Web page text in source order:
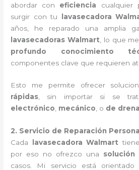
abordar con eficiencia cualquier
surgir con tu lavasecadora
años, he reparado una amplia
lavasecadoras Walmart , lo que
profundo conocimiento
componentes clave que requieren
Esto me permite ofrecer
rápidas, sin importar si se
electrónico, mecánico, o de
2. Servicio de Reparación
Cada
lavasecadora Walmart
por eso no ofrezco una solución
casos. Mi servicio está orientado